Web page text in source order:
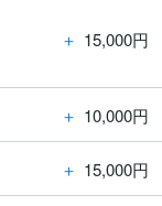
＋ 15,000円
＋ 10,000円
＋ 15,000円